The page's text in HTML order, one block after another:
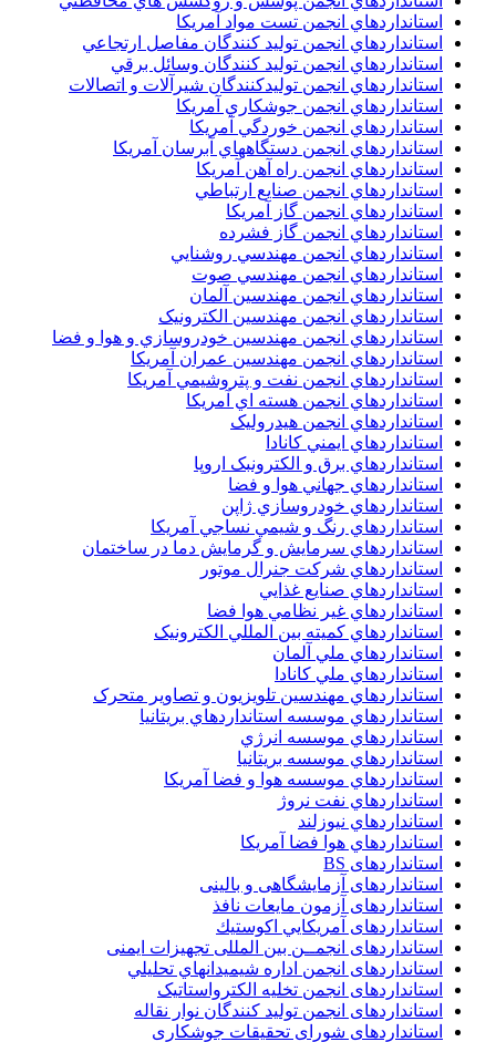
استانداردهاي انجمن تست مواد آمريکا
استانداردهاي انجمن توليد کنندگان مفاصل ارتجاعي
استانداردهاي انجمن توليد کنندگان وسائل برقي
استانداردهاي انجمن توليدکنندگان شيرآلات و اتصالات
استانداردهاي انجمن جوشکاري آمريکا
استانداردهاي انجمن خوردگي آمريکا
استانداردهاي انجمن دستگاههاي آبرسان آمريکا
استانداردهاي انجمن راه آهن آمريکا
استانداردهاي انجمن صنايع ارتباطي
استانداردهاي انجمن گاز آمريکا
استانداردهاي انجمن گاز فشرده
استانداردهاي انجمن مهندسي روشنايي
استانداردهاي انجمن مهندسي صوت
استانداردهاي انجمن مهندسين آلمان
استانداردهاي انجمن مهندسين الکترونيک
استانداردهاي انجمن مهندسين خودروسازي و هوا و فضا
استانداردهاي انجمن مهندسين عمران آمريکا
استانداردهاي انجمن نفت و پتروشيمي آمريکا
استانداردهاي انجمن هسته اي آمريکا
استانداردهاي انجمن هيدروليک
استانداردهاي ايمني کانادا
استانداردهاي برق و الکترونبک اروپا
استانداردهاي جهاني هوا و فضا
استانداردهاي خودروسازي ژاپن
استانداردهاي رنگ و شيمي نساجي آمريکا
استانداردهاي سرمايش و گرمايش دما در ساختمان
استانداردهاي شرکت جنرال موتور
استانداردهاي صنايع غذايي
استانداردهاي غير نظامي هوا فضا
استانداردهاي کميته بين المللي الکترونيک
استانداردهاي ملي آلمان
استانداردهاي ملي کانادا
استانداردهاي مهندسين تلويزيون و تصاوير متحرک
استانداردهاي موسسه استانداردهاي بريتانيا
استانداردهاي موسسه انرژي
استانداردهاي موسسه بريتانيا
استانداردهاي موسسه هوا و فضا آمريکا
استانداردهاي نفت نروژ
استانداردهاي نيوزلند
استانداردهاي هوا فضا آمريکا
استانداردهای BS
استانداردهای آزمایشگاهی و بالینی
استانداردهای آزمون مایعات نافذ
استانداردهای آمريكايي اكوستيك
استانداردهای انجمــن بين المللى تجهيزات ايمنى
استانداردهای انجمن اداره شيميدانهاي تحليلي
استانداردهای انجمن تخليه الکترواستاتيک
استانداردهای انجمن توليد کنندگان نوار نقاله
استانداردهای شورای تحقیقات جوشکاری